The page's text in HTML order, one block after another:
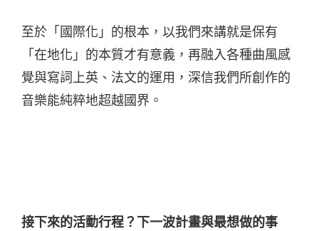
至於「國際化」的根本，以我們來講就是保有
「在地化」的本質才有意義，再融入各種曲風感
覺與寫詞上英、法文的運用，深信我們所創作的
音樂能純粹地超越國界。
接下來的活動行程？下一波計畫與最想做的事